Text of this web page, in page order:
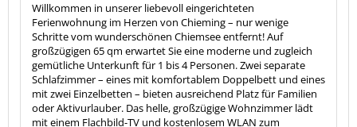
Willkommen in unserer liebevoll eingerichteten
Ferienwohnung im Herzen von Chieming – nur wenige
Schritte vom wunderschönen Chiemsee entfernt! Auf
großzügigen 65 qm erwartet Sie eine moderne und zugleich
gemütliche Unterkunft für 1 bis 4 Personen. Zwei separate
Schlafzimmer – eines mit komfortablem Doppelbett und eines
mit zwei Einzelbetten – bieten ausreichend Platz für Familien
oder Aktivurlauber. Das helle, großzügige Wohnzimmer lädt
mit einem Flachbild-TV und kostenlosem WLAN zum